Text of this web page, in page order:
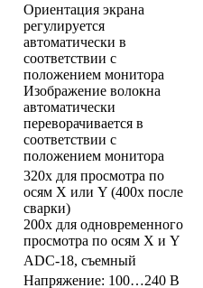
Ориентация экрана
регулируется
автоматически в
соответствии с
положением монитора
Изображение волокна
автоматически
переворачивается в
соответствии с
положением монитора
320х для просмотра по
осям X или Y (400х после
сварки)
200х для одновременного
просмотра по осям X и Y
ADC-18, съемный
Напряжение: 100…240 В